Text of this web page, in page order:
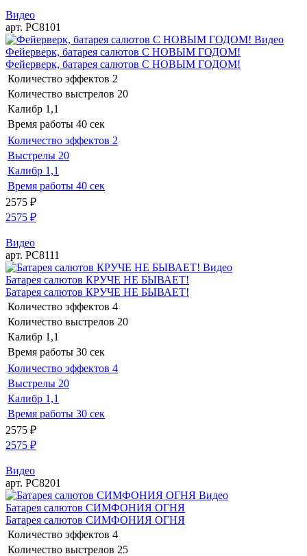
Видео
арт. РС8101
Видео
Фейерверк, батарея салютов С НОВЫМ ГОДОМ!
Фейерверк, батарея салютов С НОВЫМ ГОДОМ!
Количество эффектов 2
Количество выстрелов 20
Калибр 1,1
Время работы 40 сек
Количество эффектов 2
Выстрелы 20
Калибр 1,1
Время работы 40 сек
2575 ₽
2575 ₽
Видео
арт. РС8111
Видео
Батарея салютов КРУЧЕ НЕ БЫВАЕТ!
Батарея салютов КРУЧЕ НЕ БЫВАЕТ!
Количество эффектов 4
Количество выстрелов 20
Калибр 1,1
Время работы 30 сек
Количество эффектов 4
Выстрелы 20
Калибр 1,1
Время работы 30 сек
2575 ₽
2575 ₽
Видео
арт. РС8201
Видео
Батарея салютов СИМФОНИЯ ОГНЯ
Батарея салютов СИМФОНИЯ ОГНЯ
Количество эффектов 4
Количество выстрелов 25